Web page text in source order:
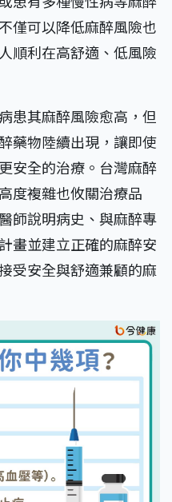
僅可以降低麻醉風險也
順利在高舒適、低風險
患其麻醉風險愈高，但
藥物陸續出現，讓即使
安全的治療。台灣麻醉
度複雜也攸關治療品
師說明病史、與麻醉專
畫並建立正確的麻醉安
受安全與舒適兼顧的麻